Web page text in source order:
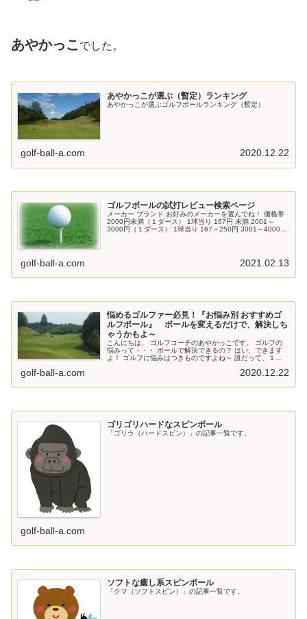
あやかっこ でした。
あやかっこが選ぶ（暫定）ランキング
あやかっこが選ぶゴルフボールランキング（暫定）
golf-ball-a.com 2020.12.22
ゴルフボールの試打レビュー検索ページ
メーカー ブランド お好みのメーカーを選んでね！ 価格帯
2000円未満（１ダース） 1球当り 167円 未満 2001～
3000円（１ダース） 1球当り 167～250円 3001～4000円
golf-ball-a.com 2021.02.13
悩めるゴルファー必見！『お悩み別 おすすめゴ
ルフボール』 ボールを変えるだけで、解決しち
ゃうかもよ～
こんにちは、 ゴルフコーチのあやかっこです。 ゴルフの
悩みって・・・ ボールで解決できるの？ はい、できます
よ！ ゴルフに悩みはつきものですよね～ 誰だって、１つ
golf-ball-a.com 2020.12.22
ゴリゴリハードなスピンボール
「ゴリラ（ハードスピン）」の記事一覧です。
golf-ball-a.com
ソフトな癒し系スピンボール
「クマ（ソフトスピン）」の記事一覧です。